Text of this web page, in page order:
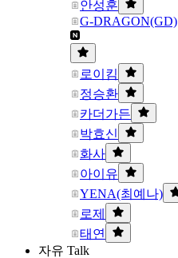
안성훈
G-DRAGON(GD)
로이킴
정승환
카더가든
박효신
화사
아이유
YENA(최예나)
로제
태연
자유 Talk